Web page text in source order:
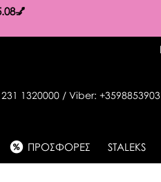
1320000 / Viber:
ΠΡΟΣΦΟΡΕΣ STALEKS